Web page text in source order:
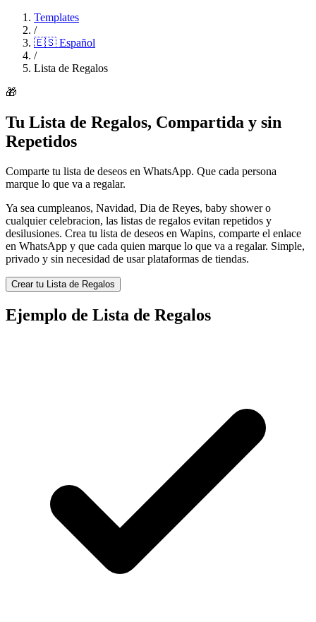
Templates
/
🇪🇸 Español
/
Lista de Regalos
🎁
Tu Lista de Regalos, Compartida y sin
Repetidos
Comparte tu lista de deseos en WhatsApp. Que cada persona
marque lo que va a regalar.
Ya sea cumpleanos, Navidad, Dia de Reyes, baby shower o
cualquier celebracion, las listas de regalos evitan repetidos y
desilusiones. Crea tu lista de deseos en Wapins, comparte el enlace
en WhatsApp y que cada quien marque lo que va a regalar. Simple,
privado y sin necesidad de usar plataformas de tiendas.
Crear tu Lista de Regalos
Ejemplo de Lista de Regalos